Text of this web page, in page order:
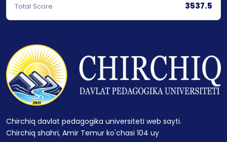
Total Score 3537.5
Chirchiq davlat pedagogika universiteti web sayti.
Chirchiq shahri, Amir Temur ko'chasi 104 uy